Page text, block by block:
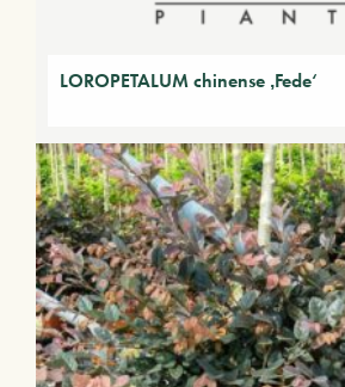
LOROPETALUM chinense ‚Fede‘